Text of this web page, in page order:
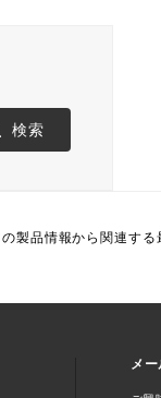
品情報から関連す
メ